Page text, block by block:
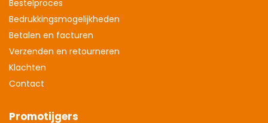
Bestelproces
Bedrukkingsmogelijkheden
Betalen en facturen
Verzenden en retourneren
Klachten
Contact
Promotijgers